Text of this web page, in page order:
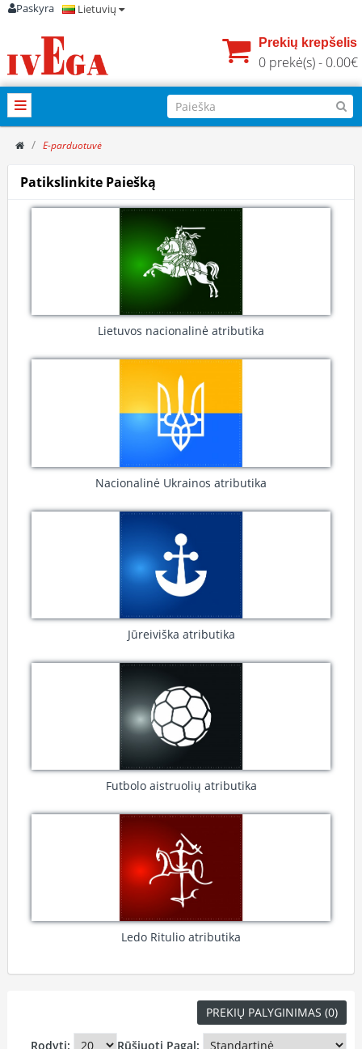
Paskyra Lietuvių
Prekių krepšelis
0 prekė(s) - 0.00€
E-parduotuvė
Patikslinkite Paiešką
Lietuvos nacionalinė atributika
Nacionalinė Ukrainos atributika
Jūreiviška atributika
Futbolo aistruolių atributika
Ledo Ritulio atributika
PREKIŲ PALYGINIMAS (0)
Rūšiuoti Pagal:
Rodyti: